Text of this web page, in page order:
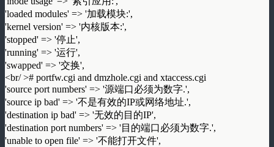
'loaded modules' => '加载模块:',
'kernel version' => '内核版本:',
'stopped' => '停止',
'running' => '运行',
'swapped' => '交换',
<br/ ># portfw.cgi and dmzhole.cgi and xtaccess.cgi
'source port numbers' => '源端口必须为数字.',
'source ip bad' => '不是有效的IP或网络地址.',
'destination ip bad' => '无效的目的IP',
'destination port numbers' => '目的端口必须为数字.',
'unable to open file' => '不能打开文件',